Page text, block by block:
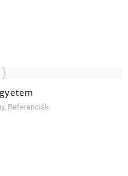
, Referenciák